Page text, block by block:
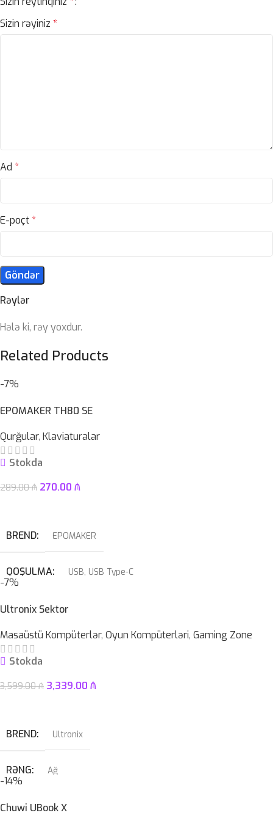
Rəylər
Hələ ki, rəy yoxdur.
Sizin rəyiniz *
Ad *
E-poçt*
Related Products
-7%
EPOMAKER TH80 SE
Qurğular, Klaviaturalar
Stokda
289.00₼ 270.00 ₼
BREND EPOMAKER
QOŞULMA USB, USB Type-C
KABEL NÖVÜ
SWITCH Blue
-7%
Ultronix Sektor
Masaüstü Kompüterlər, Oyun Kompüterləri, Gaming Zone
Stokda
3,599.00₼ 3,339.00 ₼
BREND Ultronix
RƏNG Ağ
QRAFIK KART
-14%
Chuwi UBook X